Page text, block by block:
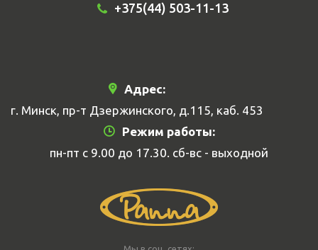
+375(44) 503-11-13
Адрес:
г. Минск, пр-т Дзержинского, д.115, каб. 453
Режим работы:
пн-пт с 9.00 до 17.30. сб-вс - выходной